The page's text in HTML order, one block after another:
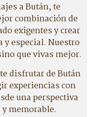
a Bután, te
combinación de
exigentes y crear
y especial. Nuestro
que vivas mejor.
disfrutar de Bután
experiencias con
una perspectiva
memorable.